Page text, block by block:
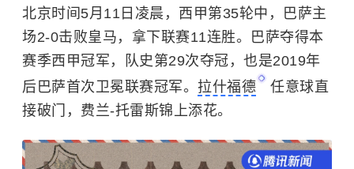
北京时间5月11日凌晨，西甲第35轮中，巴萨主
场2-0击败皇马，拿下联赛11连胜。巴萨夺得本
赛季西甲冠军，队史第29次夺冠，也是2019年
后巴萨首次卫冕联赛冠军。 拉什福德
任意球直
接破门，费兰-托雷斯锦上添花。